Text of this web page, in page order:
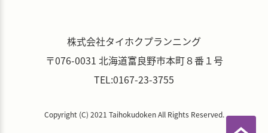
株式会社タイホクプランニング
〒076-0031 北海道富良野市本町８番１号
TEL:0167-23-3755
Copyright (C) 2021 Taihokudoken All Rights Reserved.